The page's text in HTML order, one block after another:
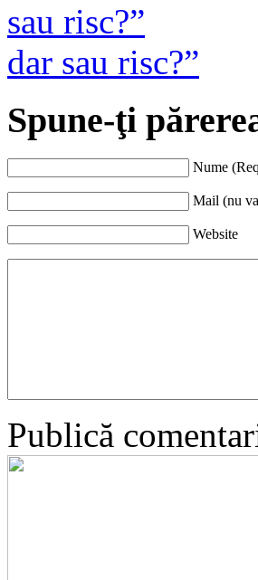
dar sau risc?”
Spune-ţi
Nume
Mail (nu
Website
Publică